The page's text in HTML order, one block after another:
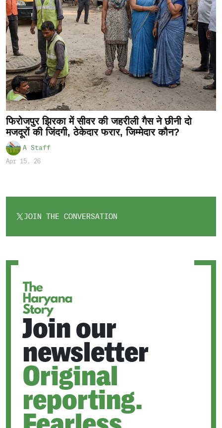
फिरोजपुर झिरका में सीवर की जहरीली गैस ने छीनी दो
मजदूरों की जिंदगी, ठेकेदार फरार, जिम्मेदार कौन?
A Staff
Apr 15, 26
JOIN THE CONVERSATION
OPENS
Join our
newsletter
Original
reporting.